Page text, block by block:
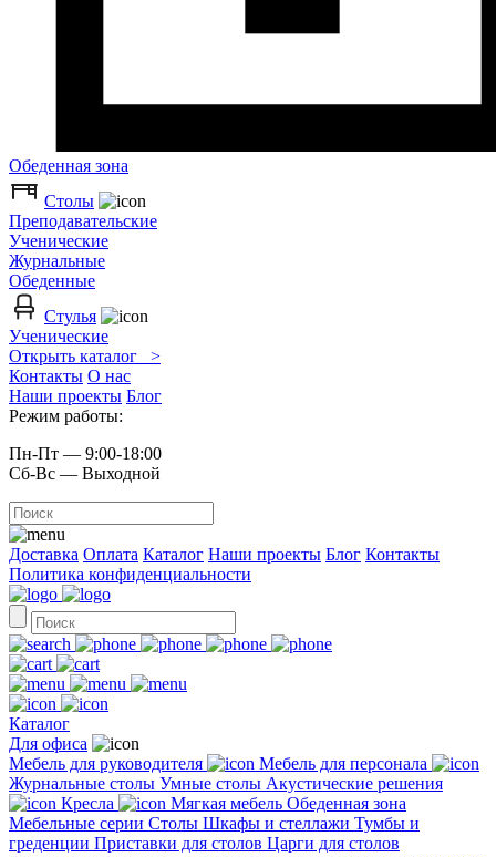
Обеденная зона
Столы
Преподавательские
Ученические
Журнальные
Обеденные
Стулья
Ученические
Открыть каталог >
Контакты О нас
Наши проекты Блог
Режим работы:
Пн-Пт — 9:00-18:00
Сб-Вс — Выходной
Доставка Оплата Каталог Наши проекты Блог Контакты
Политика конфиденциальности
Каталог
Для офиса
Мебель для руководителя
Мебель для персонала
Журнальные столы Умные столы Акустические решения
Кресла
Мягкая мебель Обеденная зона
Мебельные серии Столы Шкафы и стеллажи Тумбы и
греденции Приставки для столов Царги для столов